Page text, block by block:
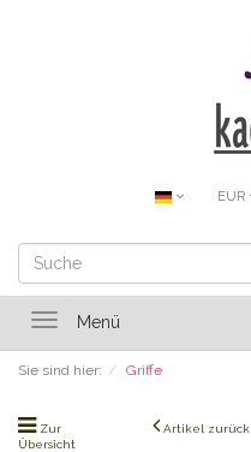
EUR
ToggleMenü
Sie sind hier: Griffe
Zur
Übersicht
Artikel zurück